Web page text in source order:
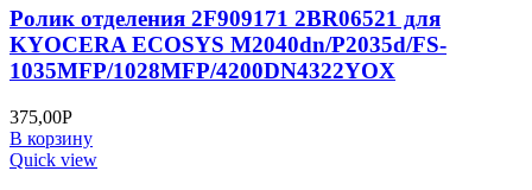
Ролик отделения 2F909171 2BR06521 для
KYOCERA ECOSYS M2040dn/P2035d/FS-
1035MFP/1028MFP/4200DN4322YOX
375,00Р
В корзину
Quick view